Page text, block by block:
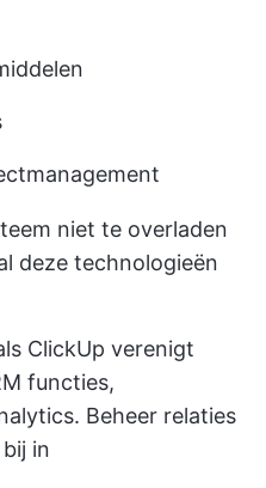
niet te overladen
deze technologieën
ClickUp verenigt
functies,
Beheer relaties
in